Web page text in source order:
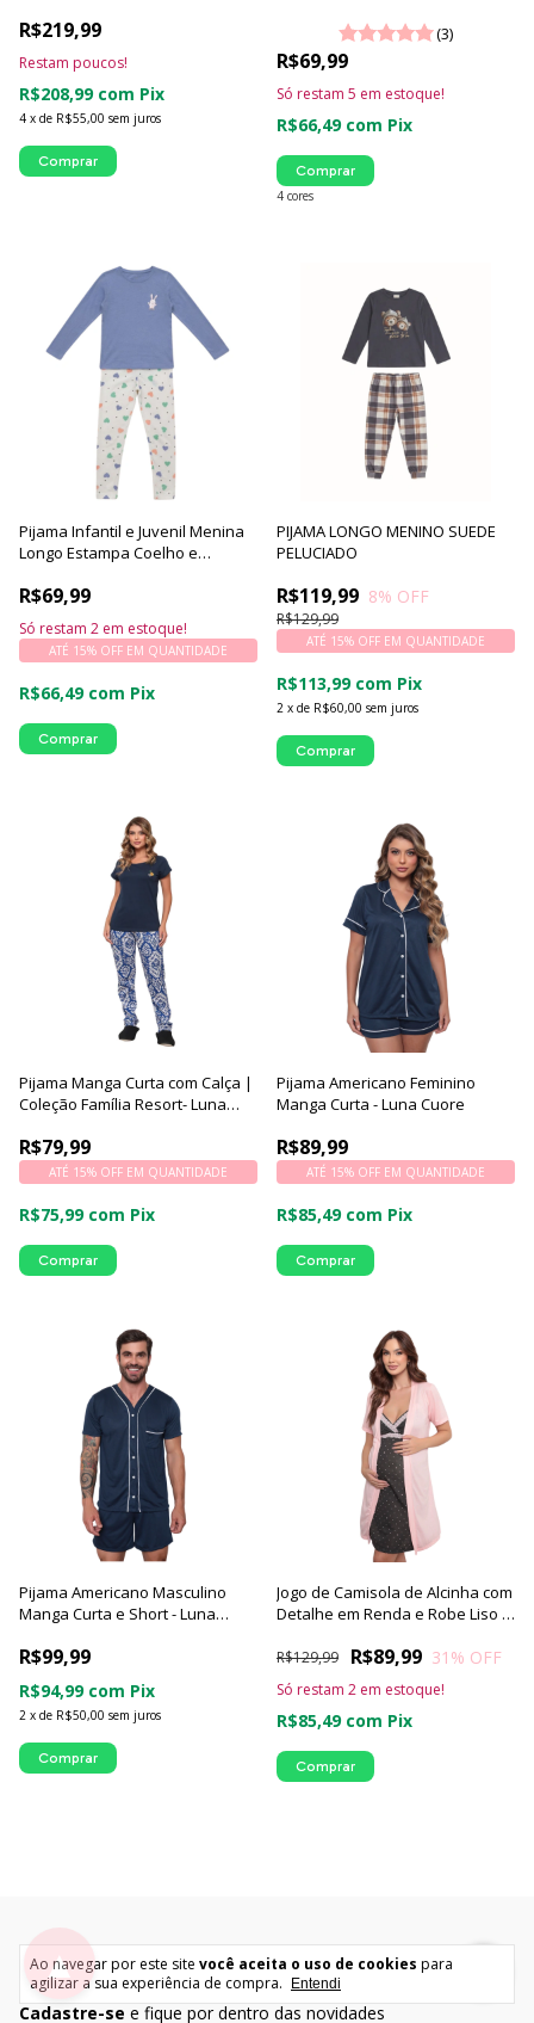
Ao navegar por este site você aceita o uso de cookies para
agilizar a sua experiência de compra.
Entendi
R$219,99
4 x de R$55,00 sem juros
R$208,99 com Pix
Restam poucos!
Comprar
(3)
R$69,99
R$66,49 com Pix
Só restam 5 em estoque!
4 cores
Comprar
Pijama Infantil e Juvenil Menina
Longo Estampa Coelho e
R$69,99
ATÉ 15% OFF EM QUANTIDADE
R$66,49 com Pix
Só restam 2 em estoque!
Comprar
PIJAMA LONGO MENINO SUEDE
PELUCIADO
R$119,99
R$129,99
8% OFF
2 x de R$60,00 sem juros
ATÉ 15% OFF EM QUANTIDADE
R$113,99 com Pix
Comprar
Pijama Manga Curta com Calça |
Coleção Família Resort- Luna
R$79,99
ATÉ 15% OFF EM QUANTIDADE
R$75,99 com Pix
Comprar
Pijama Americano Feminino
Manga Curta - Luna Cuore
R$89,99
ATÉ 15% OFF EM QUANTIDADE
R$85,49 com Pix
Comprar
Pijama Americano Masculino
Manga Curta e Short - Luna
R$99,99
2 x de R$50,00 sem juros
R$94,99 com Pix
Comprar
Jogo de Camisola de Alcinha com
Detalhe em Renda e Robe Liso |
Cuore
R$89,99
R$129,99 31 % OFF
R$85,49 com Pix
Só restam 2 em estoque!
Comprar
Cadastre-se e fique por dentro das novidades
▲